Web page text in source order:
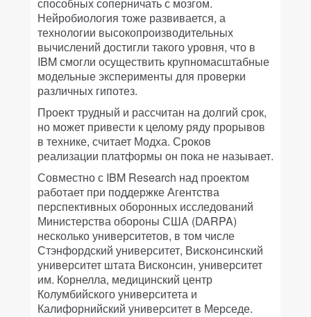
Нейробиология тоже развивается, а
технологии высокопроизводительных
вычислений достигли такого уровня, что в
IBM смогли осуществить крупномасштабные
модельные эксперименты для проверки
различных гипотез.
Проект трудный и рассчитан на долгий срок,
но может привести к целому ряду прорывов
в технике, считает Модха. Сроков
реализации платформы он пока не называет.
Совместно с IBM Research над проектом
работает при поддержке Агентства
перспективных оборонных исследований
Министерства обороны США (DARPA)
несколько университетов, в том числе
Стэнфордский университет, Висконсинский
университет штата Висконсин, университет
им. Корнелла, медицинский центр
Колумбийского университета и
Калифорнийский университет в Мерседе.